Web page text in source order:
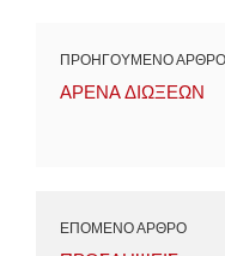
ΠΡΟΗΓΟΥΜΕΝΟ ΑΡΘΡΟ
ΑΡΕΝΑ ΔΙΩΞΕΩΝ
ΕΠΟΜΕΝΟ ΑΡΘΡΟ